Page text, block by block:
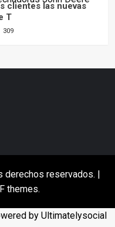
clientes las nuevas
T
309
derechos reservados.
themes.
by Ultimatelysocial